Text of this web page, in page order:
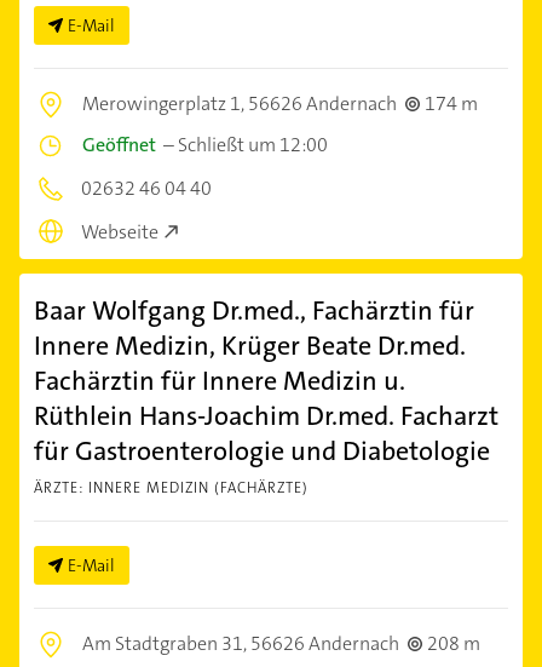
E-Mail
Merowingerplatz 1,56626 Andernach
174 m
Geöffnet –Schließt um 12:00
02632 46 04 40
Webseite
Baar Wolfgang Dr.med., Fachärztin für
Innere Medizin, Krüger Beate Dr.med.
Fachärztin für Innere Medizin u.
Rüthlein Hans-Joachim Dr.med. Facharzt
für Gastroenterologie und Diabetologie
ÄRZTE: INNERE MEDIZIN (FACHÄRZTE)
E-Mail
Am Stadtgraben 31,56626 Andernach
208 m